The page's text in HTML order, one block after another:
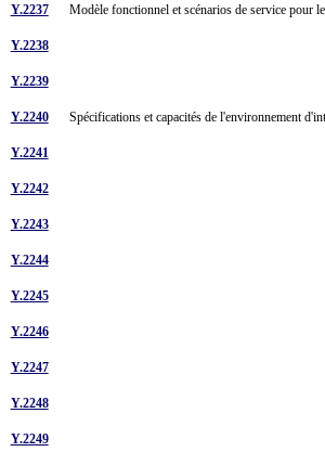
Y.2237 Modèle fonctionnel et scénarios de service pour
Y.2238
Y.2239
Y.2240 Spécifications et capacités de l'environnement
Y.2241
Y.2242
Y.2243
Y.2244
Y.2245
Y.2246
Y.2247
Y.2248
Y.2249